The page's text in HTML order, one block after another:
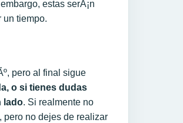
estas serÃ¡n
tiempo.
pero al final sigue
o si tienes dudas
lado. Si realmente no
pero no dejes de realizar